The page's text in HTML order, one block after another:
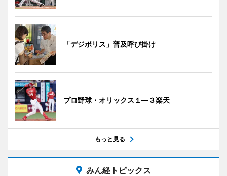
「デジポリス」普及呼び掛け
プロ野球・オリックス１―３楽天
もっと見る
みん経トピックス